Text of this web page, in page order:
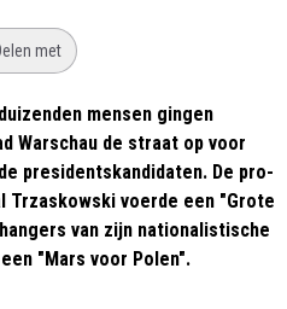
met
mensen gingen
Warschau de straat op voor
presidentskandidaten. De pro-
Trzaskowski voerde een "Grote
van zijn nationalistische
"Mars voor Polen".